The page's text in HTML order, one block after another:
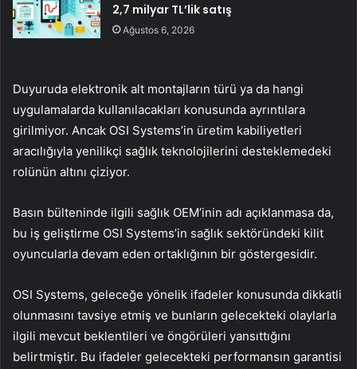
2,7 milyar TL’lik satış
Ağustos 6, 2026
Duyuruda elektronik alt montajların türü ya da hangi
uygulamalarda kullanılacakları konusunda ayrıntılara
girilmiyor. Ancak OSI Systems’in üretim kabiliyetleri
aracılığıyla yenilikçi sağlık teknolojilerini desteklemedeki
rolünün altını çiziyor.
Basın bülteninde ilgili sağlık OEM’inin adı açıklanmasa da,
bu iş geliştirme OSI Systems’in sağlık sektöründeki kilit
oyuncularla devam eden ortaklığının bir göstergesidir.
OSI Systems, geleceğe yönelik ifadeler konusunda dikkatli
olunmasını tavsiye etmiş ve bunların gelecekteki olaylarla
ilgili mevcut beklentileri ve öngörüleri yansıttığını
belirtmiştir. Bu ifadeler gelecekteki performansın garantisi